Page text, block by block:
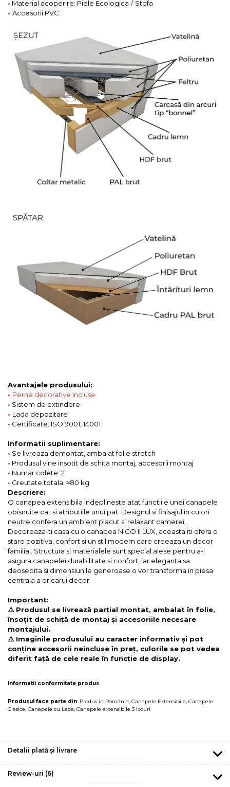
• Material acoperire: Piele Ecologica / Stofa
• Accesorii PVC
Avantajele produsului:
• Perne decorative incluse
• Sistem de extindere
• Lada depozitare
• Certificate: ISO 9001, 14001
Informatii suplimentare:
• Se livreaza demontat, ambalat folie stretch
• Produsul vine insotit de schita montaj, accesorii montaj
• Numar colete: 2
• Greutate totala: ≈80 kg
Descriere:
O canapea extensibila indeplineste atat functiile unei canapele
obisnuite cat si atributiile unui pat. Designul si finisajul in culori
neutre confera un ambient placut si relaxant camerei.
Decoreaza-ti casa cu o canapea NICO II LUX, aceasta iti ofera o
stare pozitiva, confort si un stil modern care creeaza un decor
familial. Structura si materialele sunt special alese pentru a-i
asigura canapelei durabilitate si confort, iar eleganta sa
deosebita si dimensiunile generoase o vor transforma in piesa
centrala a oricarui decor.
Important:
⚠️ Produsul se livrează parțial montat, ambalat în folie,
însoțit de schiță de montaj și accesoriile necesare
montajului.
⚠️ Imaginile produsului au caracter informativ și pot
conține accesorii neincluse în preț, culorile se pot vedea
diferit față de cele reale în funcție de display.
Informatii conformitate produs
Produsul face parte din: Produs în România, Canapele Extensibile, Canapele
Clasice, Canapele cu Lada, Canapele extensibile 3 locuri
Detalii plată și livrare
Review-uri (6)